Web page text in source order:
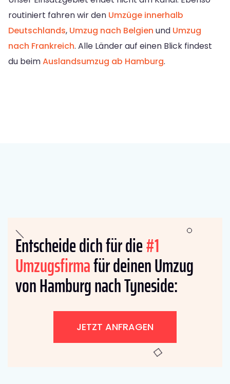
routiniert fahren wir den Umzüge innerhalb
Deutschlands, Umzug nach Belgien und Umzug
nach Frankreich. Alle Länder auf einen Blick findest
du beimAuslandsumzug ab Hamburg.
Entscheide dich für die#1
Umzugsfirmafür deinen Umzug
von Hamburg nach Tyneside:
JETZT ANFRAGEN